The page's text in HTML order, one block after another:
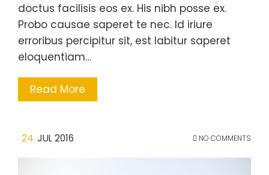
doctus facilisis eos ex. His nibh posse ex.
Probo causae saperet te nec. Id iriure
erroribus percipitur sit, est labitur saperet
eloquentiam…
Read More
24 JUL 2016 NO COMMENTS